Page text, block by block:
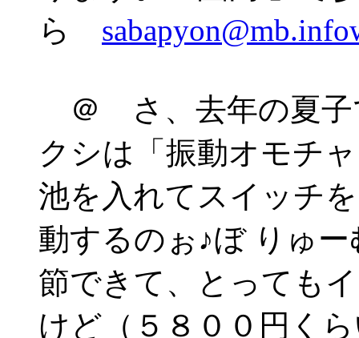
ら
＠ さ、去年の夏子
クシは「振動オモチ
池を入れてスイッチ
動するのぉ♪ぼ りゅ
節できて、とっても
けど（５８００円く